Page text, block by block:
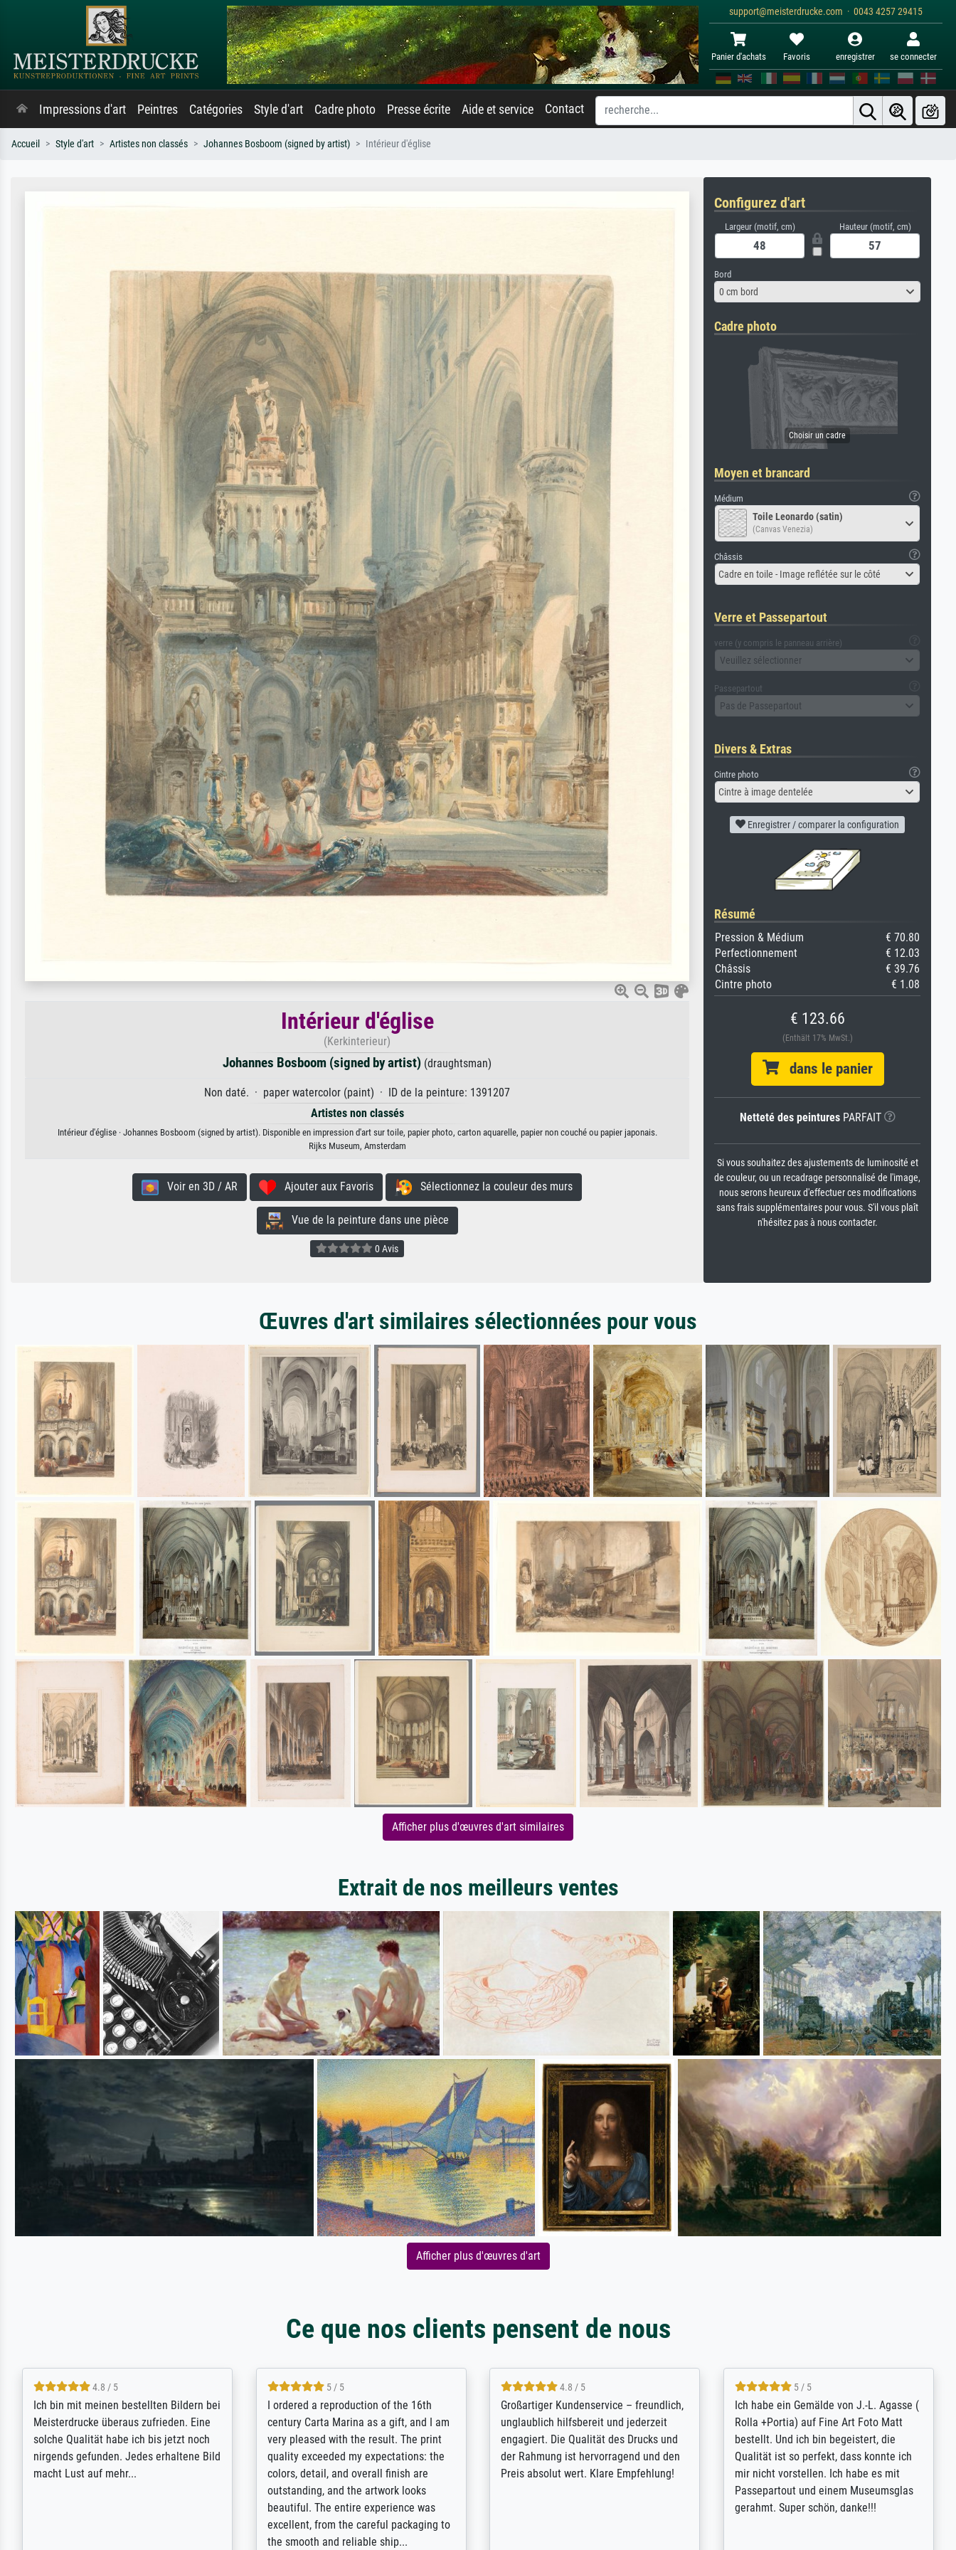
support@meisterdrucke.com · 0043 4257 29415
Panier d'achats Favoris enregistrer se connecter
Impressions d'art Peintres Catégories Style d'art Cadre photo Presse écrite Aide et service Contact
Accueil Style d'art Artistes non classés Johannes Bosboom (signed by artist) Intérieur d'église
Intérieur d'église
(Kerkinterieur)
Johannes Bosboom (signed by artist) (draughtsman)
Non daté. · paper watercolor (paint) · ID de la peinture: 1391207
Artistes non classés
Intérieur d'église · Johannes Bosboom (signed by artist). Disponible en impression d'art sur toile, papier photo, carton aquarelle, papier non couché ou papier japonais.
Rijks Museum, Amsterdam
Voir en 3D / AR Ajouter aux Favoris Sélectionnez la couleur des murs
Vue de la peinture dans une pièce
0 Avis
Configurez d'art
Largeur (motif, cm) Hauteur (motif, cm)
Bord
0 cm bord
Cadre photo
Moyen et brancard
Médium
Toile Leonardo (satin)
(Canvas Venezia)
Châssis
Cadre en toile - Image reflétée sur le côté
Verre et Passepartout
verre (y compris le panneau arrière)
Veuillez sélectionner
Passepartout
Pas de Passepartout
Divers & Extras
Cintre photo
Cintre à image dentelée
Enregistrer / comparer la configuration
Résumé
Pression & Médium
€ 70.80
Perfectionnement
€ 12.03
Châssis
€ 39.76
Cintre photo
€ 1.08
€ 123.66
(Enthält 17% MwSt.)
dans le panier
Netteté des peinturesPARFAIT
Si vous souhaitez des ajustements de luminosité et
de couleur, ou un recadrage personnalisé de l'image,
nous serons heureux d'effectuer ces modifications
sans frais supplémentaires pour vous. S'il vous plaît
n'hésitez pas à nous contacter.
Œuvres d'art similaires sélectionnées pour vous
Afficher plus d'œuvres d'art similaires
Extrait de nos meilleurs ventes
Afficher plus d'œuvres d'art
Ce que nos clients pensent de nous
5 / 5
Rundum positive Erfahrung. Die
Ausführung des Auftrags hat eine Weile
gedauert, die angekündigte Lieferzeit
wurde aber letztlich sogar etwas
unterschritten. Die Qualität des Papiers
5 / 5
The team at Meisterdrucke strives to
meet its clients demands, and provides
expert advice on how to obtain the best
results for the prints requested by the
client. The company has a vast
repertoire of prints to choose from, and
will provide excellent service also with
regards to prints which are not in that
repertoire. Highly recommended!
5 / 5
Outstanding quality and customer
support. - the quality of the printing is
excellent and difficult to distinguish
from the real thing; it will be my go-to
for high-quality art prints from now on -
4.8 / 5
Qualité absolument irréprochable.
Extraordinaire diversité des thèmes
abordés et personnalisation des
demandes (recadrage, réajustement des
couleurs). Relation clientèle parfaite.
Transport, réception sans aucun
problème. Merci à toute l'équipe ! Hervé